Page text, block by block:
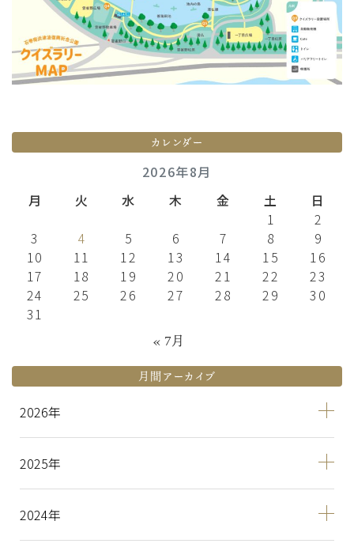
カレンダー
2026年8月
月
火 水 木 金 土
日
1
2
3
4 5 6 7 8
9
10
11 12 13 14 15
16
17
18 19 20 21 22
23
24
25 26 27 28 29
30
31
« 7月
月間アーカイブ
2026
2025
2024